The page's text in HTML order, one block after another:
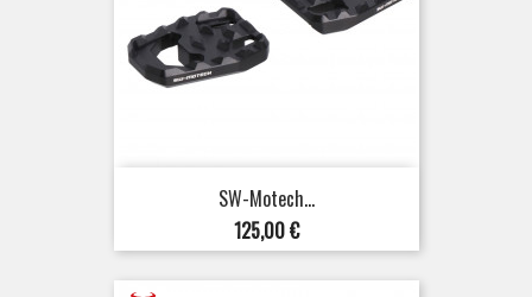
SW-Motech...
Preis
125,00 €